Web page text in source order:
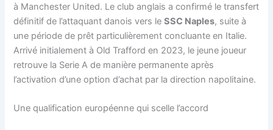
à Manchester United. Le club anglais a confirmé le transfert
définitif de l’attaquant danois vers leSSC Naples, suite à
une période de prêt particulièrement concluante en Italie.
Arrivé initialement à Old Trafford en 2023, le jeune joueur
retrouve la Serie A de manière permanente après
l’activation d’une option d’achat par la direction napolitaine.
Une qualification européenne qui scelle l’accord